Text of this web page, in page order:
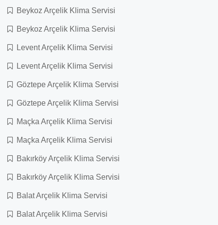
Beykoz Arçelik Klima Servisi
Beykoz Arçelik Klima Servisi
Levent Arçelik Klima Servisi
Levent Arçelik Klima Servisi
Göztepe Arçelik Klima Servisi
Göztepe Arçelik Klima Servisi
Maçka Arçelik Klima Servisi
Maçka Arçelik Klima Servisi
Bakırköy Arçelik Klima Servisi
Bakırköy Arçelik Klima Servisi
Balat Arçelik Klima Servisi
Balat Arçelik Klima Servisi